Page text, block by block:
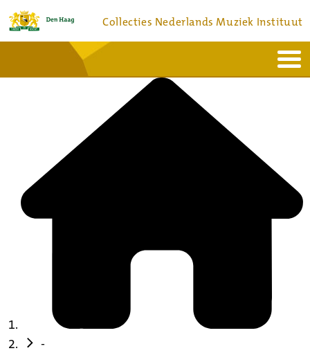
Collecties Nederlands Muziek Instituut
Bronnen en collecties
-